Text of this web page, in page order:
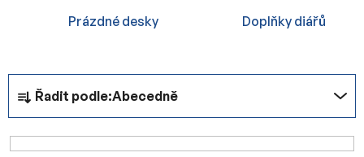
Prázdné desky Doplňky diářů
Ř
z
e
Řadit podle:Abecedně